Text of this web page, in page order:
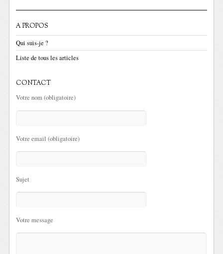
A PROPOS
Qui suis-je ?
Liste de tous les articles
CONTACT
Votre nom (obligatoire)
Votre email (obligatoire)
Sujet
Votre message